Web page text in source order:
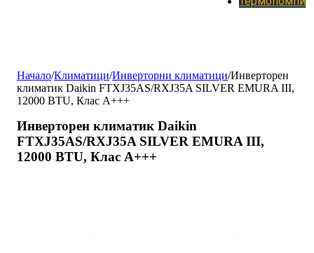
Начало/Климатици/Инверторни климатици/Инверторен
климатик Daikin FTXJ35AS/RXJ35A SILVER EMURA III,
12000 BTU, Клас A+++
Инверторен климатик Daikin
FTXJ35AS/RXJ35A SILVER EMURA III,
12000 BTU, Клас A+++